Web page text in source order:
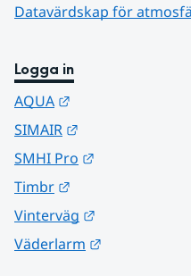
Datavärdskap för
Logga in
AQUA
SIMAIR
SMHI Pro
Timbr
Vinterväg
Väderlarm